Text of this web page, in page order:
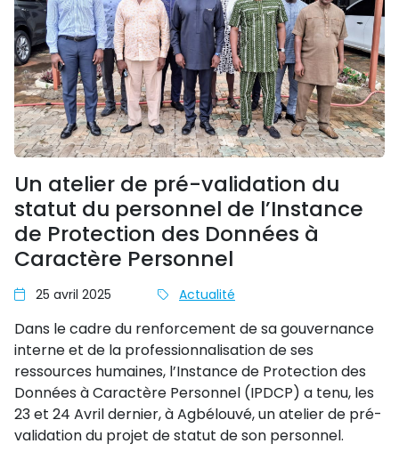
Un atelier de pré-validation du
statut du personnel de l’Instance
de Protection des Données à
Caractère Personnel
25 avril 2025 Actualité
Dans le cadre du renforcement de sa gouvernance
interne et de la professionnalisation de ses
ressources humaines, l’Instance de Protection des
Données à Caractère Personnel (IPDCP) a tenu, les
23 et 24 Avril dernier, à Agbélouvé, un atelier de pré-
validation du projet de statut de son personnel.